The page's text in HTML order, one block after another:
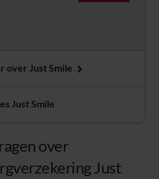
over Just Smile
Just Smile
over
Just